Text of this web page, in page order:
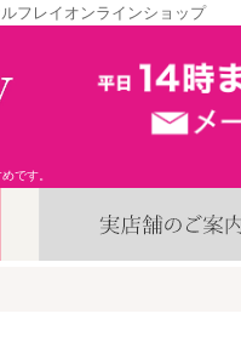
フレイオンラインショップ
です。